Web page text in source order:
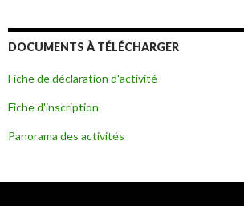
DOCUMENTS À TÉLÉCHARGER
Fiche de déclaration d'activité
Fiche d'inscription
Panorama des activités